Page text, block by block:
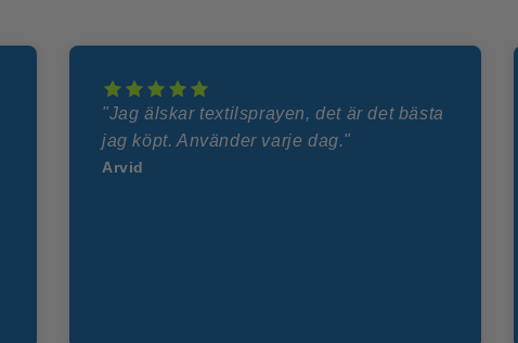
"Jag älskar textilsprayen, det är det bästa
jag köpt. Använder varje dag."
Arvid